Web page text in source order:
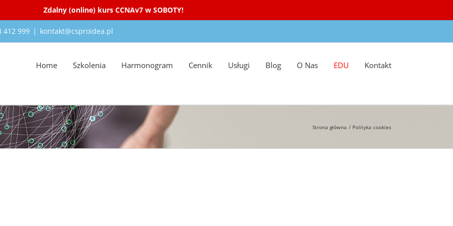
Zdalny (online) kurs CCNAv7 w SOBOTY!
412 999 | kontakt@csproidea.pl
Home Szkolenia Harmonogram Cennik Usługi Blog O Nas EDU Kontakt
Strona główna Polityka cookies